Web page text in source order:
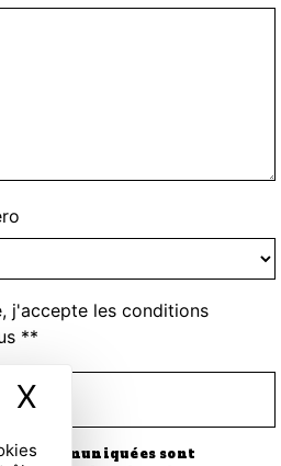
X
j'accepte les conditions
**
ENVOYER
communiquées sont